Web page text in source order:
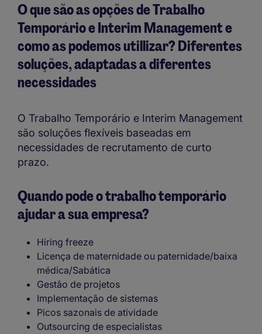
O que são as opções de Trabalho
Temporário e Interim Management e
como as podemos utillizar? Diferentes
soluções, adaptadas a diferentes
necessidades
O Trabalho Temporário e Interim Management
são soluções flexíveis baseadas em
necessidades de recrutamento de curto
prazo.
Quando pode o trabalho temporário
ajudar a sua empresa?
Hiring freeze
Licença de maternidade ou paternidade/baixa
médica/Sabática
Gestão de projetos
Implementação de sistemas
Picos sazonais de atividade
Outsourcing de especialistas